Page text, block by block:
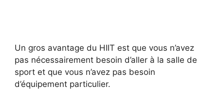
Un gros avantage du HIIT est que vous n’avez
pas nécessairement besoin d’aller à la salle de
sport et que vous n’avez pas besoin
d’équipement particulier.